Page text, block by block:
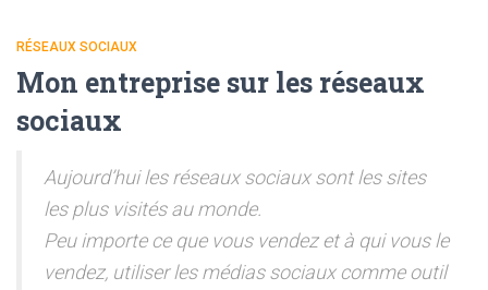
RÉSEAUX SOCIAUX
Mon entreprise sur les réseaux
sociaux
Aujourd’hui les réseaux sociaux sont les sites
les plus visités au monde.
Peu importe ce que vous vendez et à qui vous le
vendez, utiliser les médias sociaux comme outil